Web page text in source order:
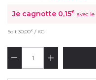
Je cagnotte 0,15€ avec le
Soit 30,00€ / KG